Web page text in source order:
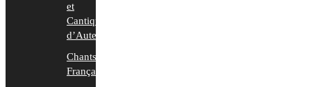
et
Cantiques
d’Auteurs
Chants
Français